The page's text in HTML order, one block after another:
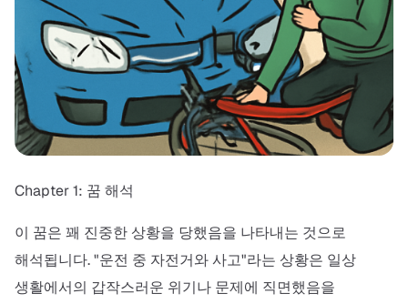
Chapter 1: 꿈 해석
이 꿈은 꽤 진중한 상황을 당했음을 나타내는 것으로
해석됩니다. "운전 중 자전거와 사고"라는 상황은 일상
생활에서의 갑작스러운 위기나 문제에 직면했음을